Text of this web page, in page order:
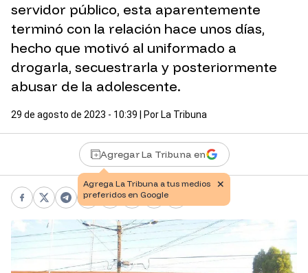
servidor público, esta aparentemente
terminó con la relación hace unos días,
hecho que motivó al uniformado a
drogarla, secuestrarla y posteriormente
abusar de la adolescente.
29 de agosto de 2023 - 10:39 | Por La Tribuna
Agregar La Tribuna en
Facebook
X Telegram
WhatsApp
Pinterest
LinkedIn
PrintCopy link